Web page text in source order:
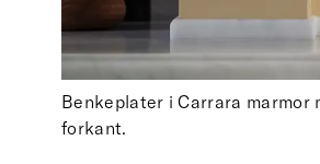
Benkeplater i Carrara marmor
forkant.